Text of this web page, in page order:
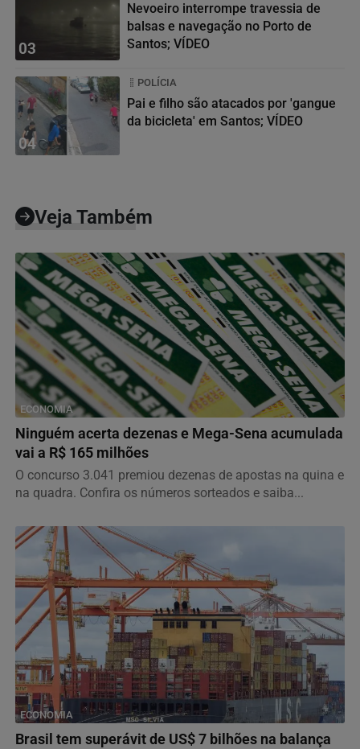
03
Nevoeiro interrompe travessia de
balsas e navegação no Porto de
Santos; VÍDEO
04
POLÍCIA
Pai e filho são atacados por 'gangue
da bicicleta' em Santos; VÍDEO
Veja Também
ECONOMIA
Ninguém acerta dezenas e Mega-Sena acumulada
vai a R$ 165 milhões
O concurso 3.041 premiou dezenas de apostas na quina e
na quadra. Confira os números sorteados e saiba...
ECONOMIA
Brasil tem superávit de US$ 7 bilhões na balança